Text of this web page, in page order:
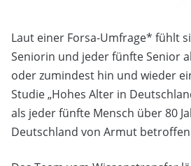
Laut einer Forsa-Umfrage* fühlt
Seniorin und jeder fünfte Senior
oder zumindest hin und wieder
Studie „Hohes Alter in
als jeder fünfte Mensch über 80
Deutschland von Armut